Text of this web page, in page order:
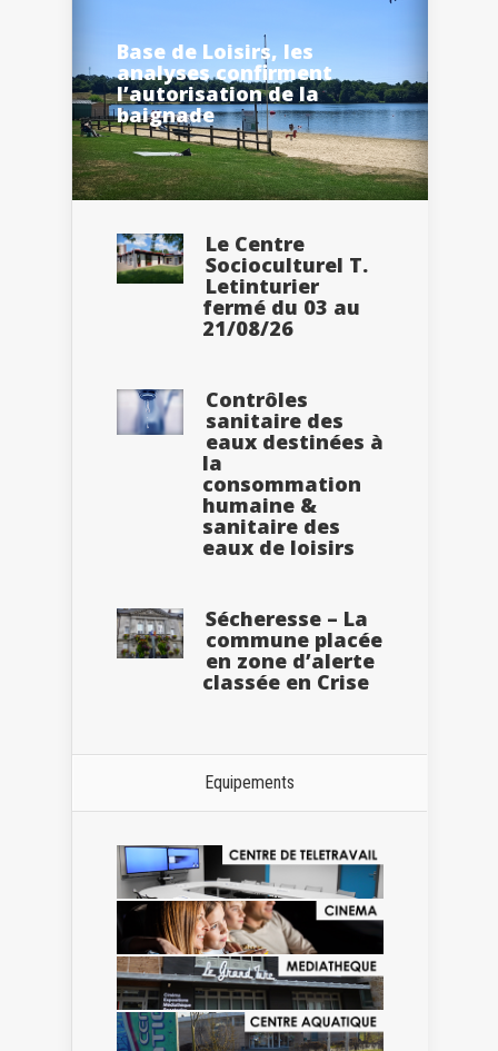
Base de Loisirs, les
analyses confirment
l’autorisation de la
baignade
Le Centre
Socioculturel T.
Letinturier
fermé du 03 au
21/08/26
Contrôles
sanitaire des
eaux destinées à
la
consommation
humaine &
sanitaire des
eaux de loisirs
Sécheresse – La
commune placée
en zone d’alerte
classée en Crise
Equipements